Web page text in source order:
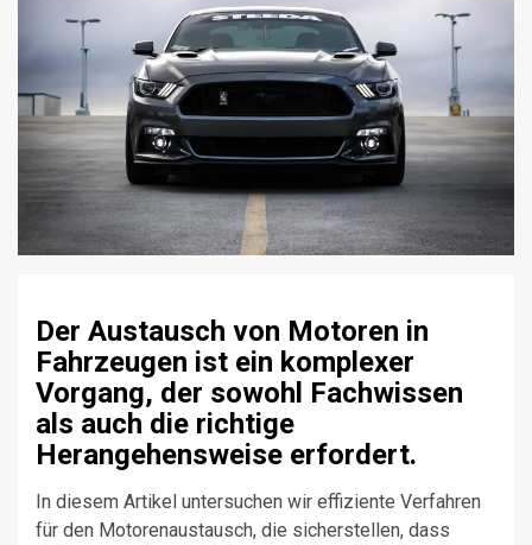
Der Austausch von Motoren in
Fahrzeugen ist ein komplexer
Vorgang, der sowohl Fachwissen
als auch die richtige
Herangehensweise erfordert.
In diesem Artikel untersuchen wir effiziente Verfahren
für den Motorenaustausch, die sicherstellen, dass